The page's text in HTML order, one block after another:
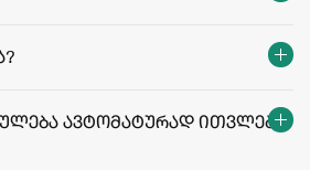
ავტომატურად ითვლება